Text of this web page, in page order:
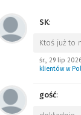
SK:
Ktoś już to
śr., 29 lip
klientów w
gość: